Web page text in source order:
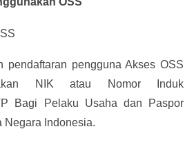
pendaftaran pengguna Akses OSS
NIK atau Nomor Induk
Bagi Pelaku Usaha dan Paspor
Negara Indonesia.